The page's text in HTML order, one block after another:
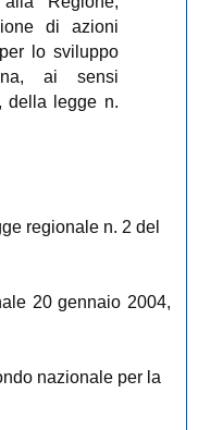
di azioni
lo sviluppo
ai sensi
della legge n.
regionale n. 2 del
20 gennaio 2004,
nazionale per la